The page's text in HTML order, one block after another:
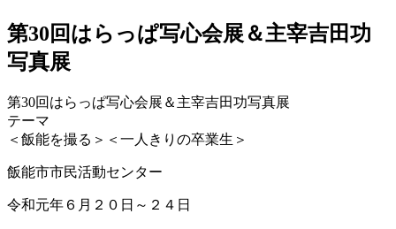
第30回はらっぱ写心会展＆主宰吉田功
写真展
第30回はらっぱ写心会展＆主宰吉田功写真展
テーマ
＜飯能を撮る＞＜一人きりの卒業生＞
飯能市市民活動センター
令和元年６月２０日～２４日